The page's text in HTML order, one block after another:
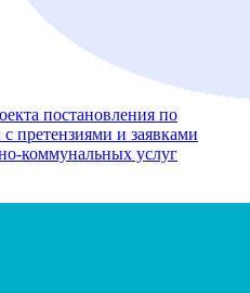
постановления по
претензиями и заявками
коммунальных услуг